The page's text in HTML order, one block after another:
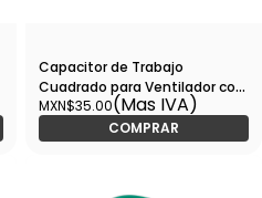
Capacitor de Trabajo
Cuadrado para Ventilador con
Cables 6UF, 250V -
CTRVC25V06
MXN$35.00(Mas IVA)
COMPRAR